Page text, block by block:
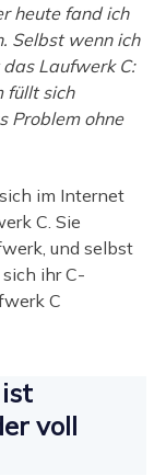
heute fand ich
Selbst wenn ich
Laufwerk C:
füllt sich
Problem ohne
im Internet
C. Sie
und selbst
ihr C-
C
voll